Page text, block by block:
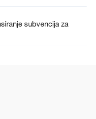
subvencija za